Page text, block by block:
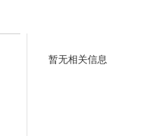
暂无相关信息